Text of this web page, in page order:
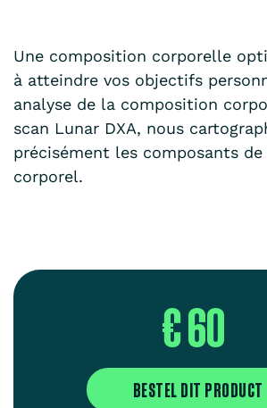
Une composition corporelle
à atteindre vos objectifs
analyse de la composition
scan Lunar DXA, nous
précisément les composants
corporel.
€ 60
BESTEL DIT PRODUCT